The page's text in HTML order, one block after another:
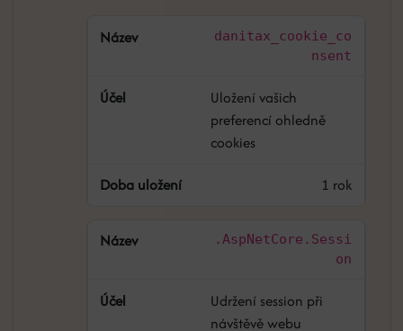
danitax_cookie_co
nsent
Uložení vašich
preferencí ohledně
cookies
1 rok
.AspNetCore.Sessi
on
Udržení session při
návštěvě webu